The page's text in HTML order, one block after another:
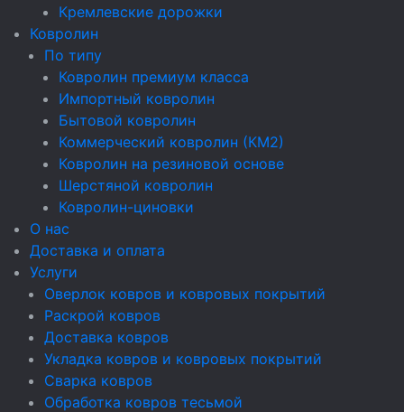
Кремлевские дорожки
Ковролин
По типу
Ковролин премиум класса
Импортный ковролин
Бытовой ковролин
Коммерческий ковролин (КМ2)
Ковролин на резиновой основе
Шерстяной ковролин
Ковролин-циновки
О нас
Доставка и оплата
Услуги
Оверлок ковров и ковровых покрытий
Раскрой ковров
Доставка ковров
Укладка ковров и ковровых покрытий
Сварка ковров
Обработка ковров тесьмой